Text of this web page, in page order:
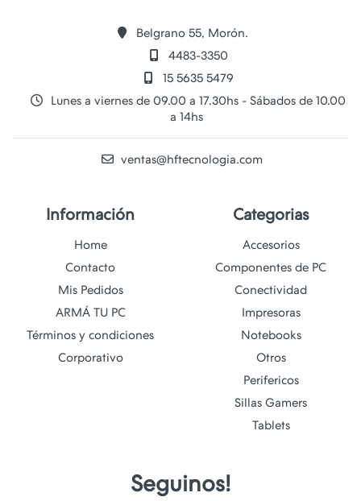
Belgrano 55, Morón.
4483-3350
15 5635 5479
Lunes a viernes de 09.00 a 17.30hs - Sábados de 10.00
a 14hs
ventas@hftecnologia.com
Información
Home
Contacto
Mis Pedidos
ARMÁ TU PC
Términos y condiciones
Corporativo
Categorias
Accesorios
Componentes de PC
Conectividad
Impresoras
Notebooks
Otros
Perifericos
Sillas Gamers
Tablets
Seguinos!